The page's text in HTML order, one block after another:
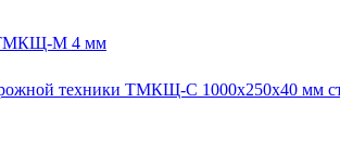
ТМКЩ-М 4 мм
техники ТМКЩ-С 1000х250х40 мм